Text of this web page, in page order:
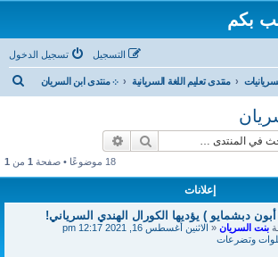
بكم
تسجيل الدخول التسجيل
منتدى تعليم اللغة السريانية ܀ منتدى ابن السريان
بحث
18 موضوعًا • صفحة 1 من 1
إعلانات
( أبون دبشمايو ) يؤديها الكورال الهندي السرياني!
بنت السريان « الاثنين أغسطس 16, 2021 12:17 pm
وتضرعات